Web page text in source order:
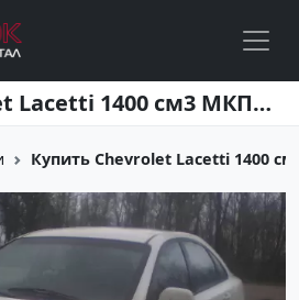
Купить Chevrolet Lacetti 1400 см3 МКПП (95 л.с.) Бензин инжектор в Краснодар: цвет белый Седан 2012 года по цене 390000 рублей, объявление №3759 на сайте Авторынок23
Купить Chevrolet Lacetti 1400